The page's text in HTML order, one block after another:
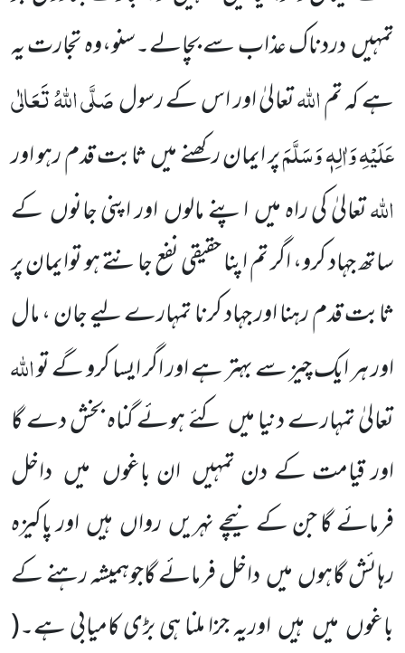
تمہیںدردناک عذاب سے بچالے۔سنو،وہ تجارت یہ
ہے کہ تماللّٰہتعالیٰ اور اس کے رسولصَلَّی اللّٰہُ تَعَالٰی
عَلَیْہِ وَاٰلِہٖ وَسَلَّمَپر ایمان رکھنے میںثابت قدم رہو اور
اللّٰہتعالیٰ کی راہ میںاپنے مالوںاور اپنی جانوںکے
ساتھجہاد کرو، اگر تم اپنا حقیقی نفع جانتے ہو توایمان پر
ثابت قدم رہنا اور جہاد کرنا تمہارے لیے جان ، مال
اور ہر ایک چیز سےبہتر ہے اور اگر ایسا کرو گے تواللّٰہ
تعالیٰ تمہارے دنیا میں کئے ہوئے گناہ بخش دے گا
اور قیامت کے دن تمہیں ان باغوں میں داخل
فرمائے گا جن کے نیچے نہریںرواںہیںاور پاکیزہ
رہائش گاہوںمیںداخل فرمائے گاجوہمیشہ رہنے کے
باغوںمیں ہیںاوریہ جزا ملنا ہی بڑی کامیابی ہے۔(